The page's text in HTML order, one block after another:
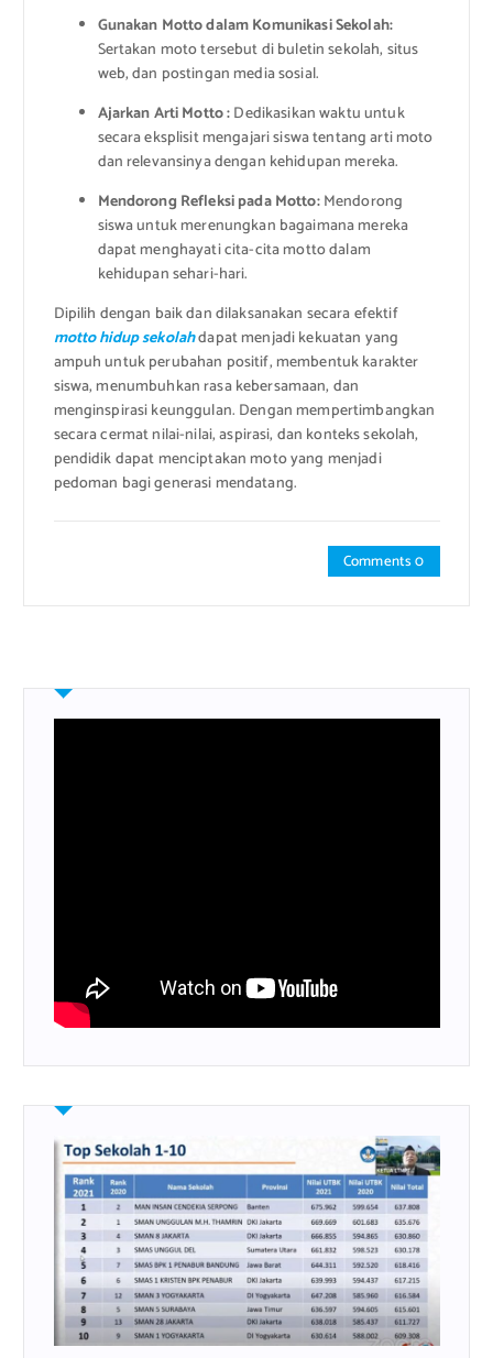
Gunakan Motto dalam Komunikasi Sekolah:
Sertakan moto tersebut di buletin sekolah, situs
web, dan postingan media sosial.
Ajarkan Arti Motto :Dedikasikan waktu untuk
secara eksplisit mengajari siswa tentang arti moto
dan relevansinya dengan kehidupan mereka.
Mendorong Refleksi pada Motto:Mendorong
siswa untuk merenungkan bagaimana mereka
dapat menghayati cita-cita motto dalam
kehidupan sehari-hari.
Dipilih dengan baik dan dilaksanakan secara efektif
motto hidup sekolahdapat menjadi kekuatan yang
ampuh untuk perubahan positif, membentuk karakter
siswa, menumbuhkan rasa kebersamaan, dan
menginspirasi keunggulan. Dengan mempertimbangkan
secara cermat nilai-nilai, aspirasi, dan konteks sekolah,
pendidik dapat menciptakan moto yang menjadi
pedoman bagi generasi mendatang.
Comments 0